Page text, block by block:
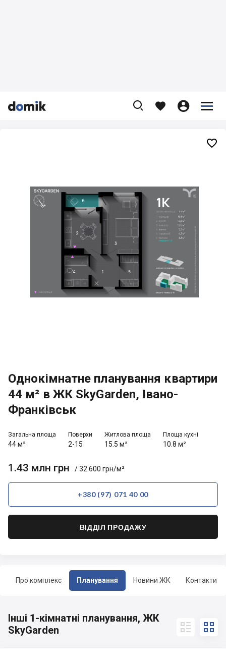


    


Про комплекс Планування Новини ЖК Контакти
Однокімнатне планування квартири
44 м² в ЖК SkyGarden, Івано-
Франківськ
Загальна площа
44 м²
Поверхи
2-15
Житлова площа
15.5 м²
Площа кухні
10.8 м²
1.43 млн грн / 32 600 грн/м²
+380 (97) 071 40 00
ВІДДІЛ ПРОДАЖУ

Інші 1-кімнатні планування, ЖК
SkyGarden
 